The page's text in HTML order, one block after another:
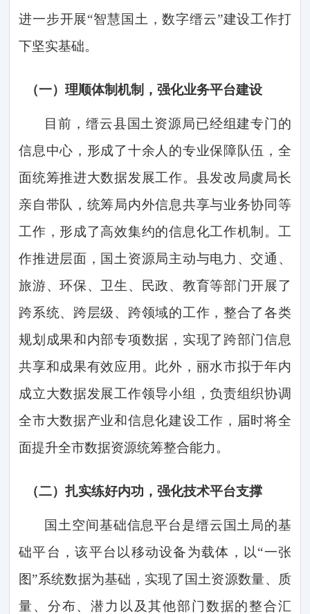
进一步开展“智慧国土，数字缙云”建设工作打
下坚实基础。
（一） 理顺体制机制，强化业务平台建设
目前，缙云县国土资源局已经组建专门的
信息中心，形成了十余人的专业保障队伍，全
面统筹推进大数据发展工作。县发改局虞局长
亲自带队，统筹局内外信息共享与业务协同等
工作，形成了高效集约的信息化工作机制。工
作推进层面， 国土资源局主动与电力、交通、
旅游、环保、卫生、民政、教育等部门开展了
跨系统、跨层级、跨领域的工作，整合了各类
规划成果和内部专项数据，实现了跨部门信息
共享和成果有效应用。 此外，丽水市拟于年内
成立大数据发展工作领导小组，负责组织协调
全市大数据产业和信息化建设工作，届时将全
面提升全市数据资源统筹整合能力。
（二） 扎实练好内功，强化技术平台支撑
国土空间基础信息平台是缙云国土局的基
础平台，该平台以移动设备为载体，以“一张
图”系统数据为基础，实现了国土资源数量、质
量、分布、潜力以及其他部门数据的整合汇